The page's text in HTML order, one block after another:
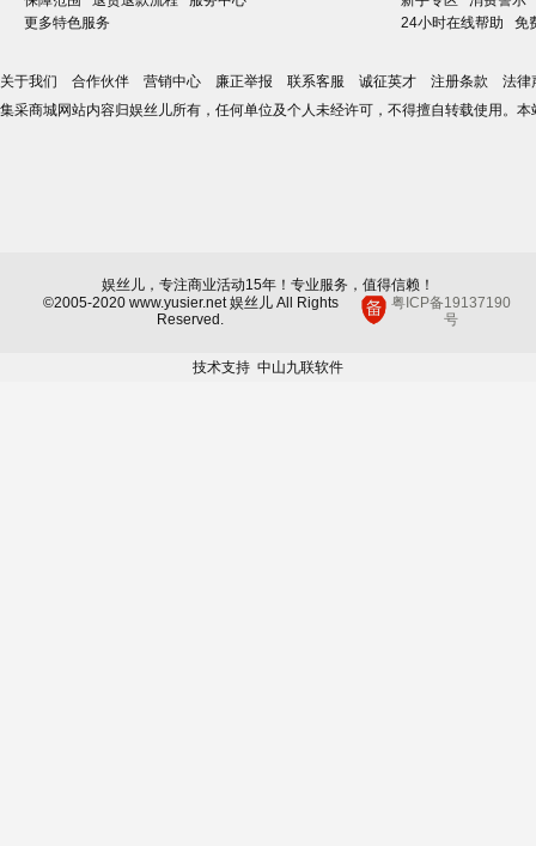
更多特色服务
24小时在线帮助
免
关于我们 合作伙伴 营销中心 廉正举报 联系客服 诚征英才 注册条款
法律
集采商城网站内容归娱丝儿所有，任何单位及个人未经许可，不得擅自转载使用。
娱丝儿，专注商业活动15年！专业服务，值得信赖！
©2005-2020 www.yusier.net 娱丝儿 All Rights
Reserved.
粤ICP备19137190
号
技术支持 中山九联软件